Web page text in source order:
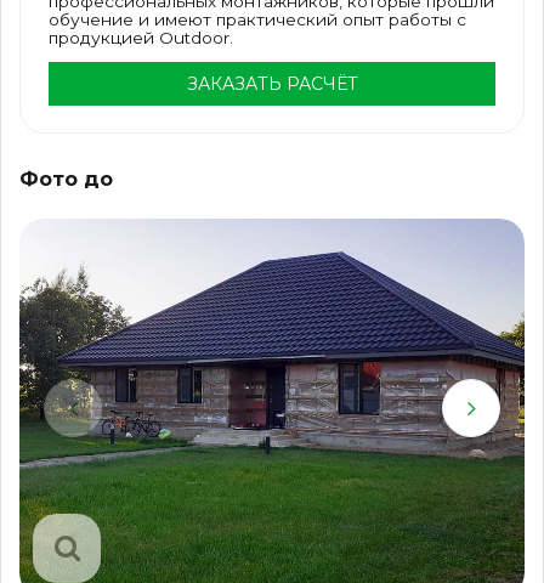
обучение и имеют практический опыт работы с
продукцией Outdoor.
ЗАКАЗАТЬ РАСЧЁТ
Фото до